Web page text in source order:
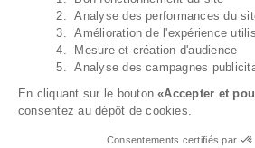
2. Analyse des performances du
3. Amélioration de l'expérience
4. Mesure et création d'audience
5. Analyse des campagnes
En cliquant sur le bouton«Accepter et
consentez au dépôt de cookies.
Consentements certifiés par